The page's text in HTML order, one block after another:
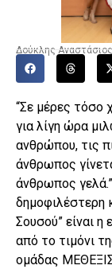
Δούκλης Αναστάσιος
“Σε µέρες τόσο
για λίγη ώρα
ανθρώπου, τις
άνθρωπος
άνθρωπος
δημοφιλέστερη
Σουσού” είναι
από το τιμόνι
ομάδας ΜΕΘΕΞΙΣ